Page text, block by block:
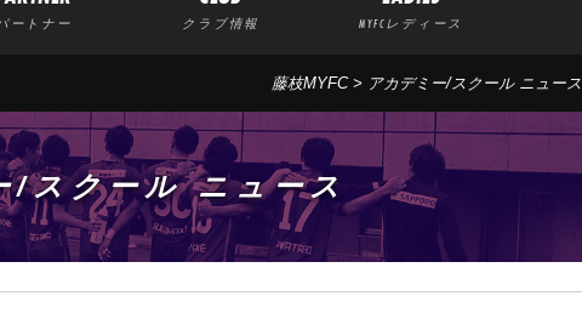
ートナー クラブ情報 MYFCレディース
藤枝MYFC> アカデミー/スクール ニュース
/スクール ニュース